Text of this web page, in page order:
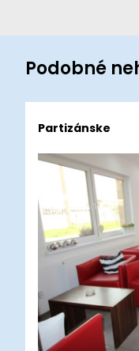
Podobné
Partizánske